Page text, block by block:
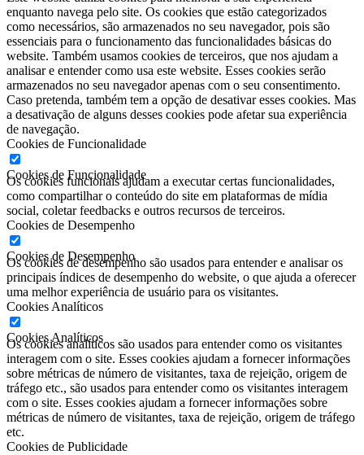
enquanto navega pelo site. Os cookies que estão categorizados
como necessários, são armazenados no seu navegador, pois são
essenciais para o funcionamento das funcionalidades básicas do
website. Também usamos cookies de terceiros, que nos ajudam a
analisar e entender como usa este website. Esses cookies serão
armazenados no seu navegador apenas com o seu consentimento.
Caso pretenda, também tem a opção de desativar esses cookies. Mas
a desativação de alguns desses cookies pode afetar sua experiência
de navegação.
Cookies de Funcionalidade
Cookies de Funcionalidade
Os cookies funcionais ajudam a executar certas funcionalidades,
como compartilhar o conteúdo do site em plataformas de mídia
social, coletar feedbacks e outros recursos de terceiros.
Cookies de Desempenho
Cookies de Desempenho
Os cookies de desempenho são usados ​​para entender e analisar os
principais índices de desempenho do website, o que ajuda a oferecer
uma melhor experiência de usuário para os visitantes.
Cookies Analíticos
Cookies Analíticos
Os cookies analíticos são usados ​​para entender como os visitantes
interagem com o site. Esses cookies ajudam a fornecer informações
sobre métricas de número de visitantes, taxa de rejeição, origem de
tráfego etc., são usados ​​para entender como os visitantes interagem
com o site. Esses cookies ajudam a fornecer informações sobre
métricas de número de visitantes, taxa de rejeição, origem de tráfego
etc.
Cookies de Publicidade